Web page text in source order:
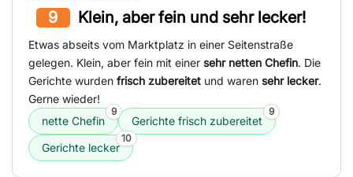
9 Klein, aber fein und sehr lecker!
Etwas abseits vom Marktplatz in einer Seitenstraße
gelegen. Klein, aber fein mit einer sehr netten Chefin. Die
Gerichte wurden frisch zubereitet und waren sehr lecker.
Gerne wieder!
nette Chefin
9
Gerichte frisch zubereitet
9
Gerichte lecker
10